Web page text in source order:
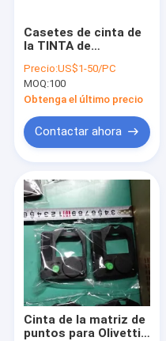
Casetes de cinta de
la TINTA de
EMPAQUETADO del
APARATO MÉDICO
/ZMFK-662/MMFK-80
de Easyseal EF300
EF101-PD
Precio:US$1-50/PC
MOQ:100
Obtenga el último precio
Contactar ahora
Cinta de la matriz de
puntos para Olivetti